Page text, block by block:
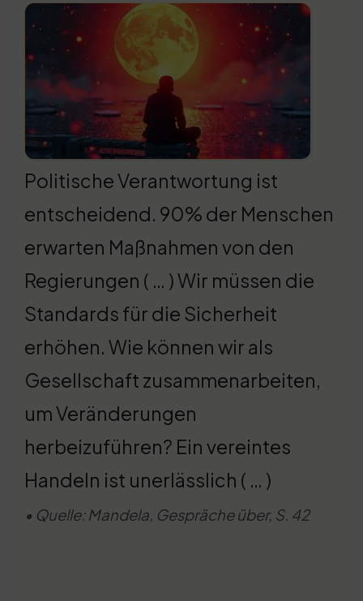
Politische Verantwortung ist
entscheidend. 90% der Menschen
erwarten Maßnahmen von den
Regierungen ( … ) Wir müssen die
Standards für die Sicherheit
erhöhen. Wie können wir als
Gesellschaft zusammenarbeiten,
um Veränderungen
herbeizuführen? Ein vereintes
Handeln ist unerlässlich ( … )
• Quelle: Mandela, Gespräche über, S. 42